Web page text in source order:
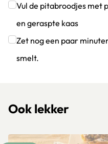
Vul de pitabroodjes met
en geraspte kaas
Klik om dit selectievakje
Zet nog een paar
smelt.
Ook lekker